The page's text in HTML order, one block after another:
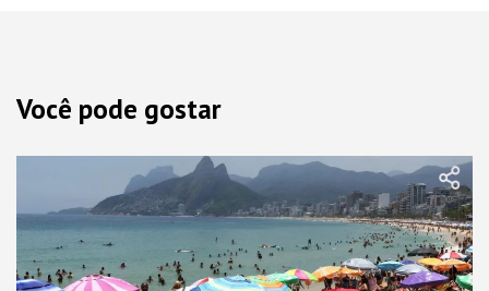
Você pode gostar